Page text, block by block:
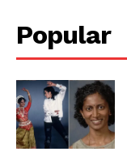
Popular